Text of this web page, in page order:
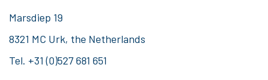
Marsdiep 19
8321 MC Urk, the Netherlands
Tel. +31 (0)527 681 651